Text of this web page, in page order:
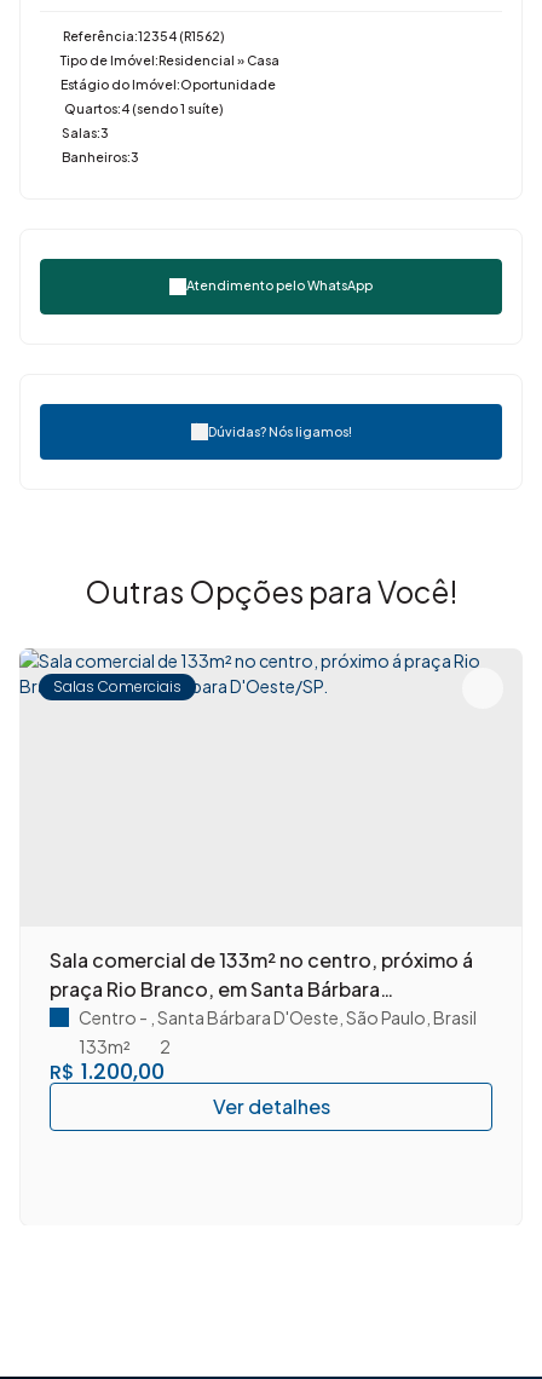
✨ Imovibe Imóveis. A imobiliária que causa magia em você.
Referência:12354 (R1562)
Tipo de Imóvel:Residencial » Casa
Estágio do Imóvel:Oportunidade
Quartos:4 (sendo 1 suíte)
Salas:3
Banheiros:3
Atendimento peloWhatsApp
Dúvidas? Nós ligamos!
Outras Opções para Você!
Salas Comerciais
Sala comercial de 133m² no centro, próximo á
praça Rio Branco, em Santa Bárbara
D'Oeste/SP.
R$ 1.200,00
Centro Santa Bárbara D'Oeste São Paulo Brasil
2
133m²